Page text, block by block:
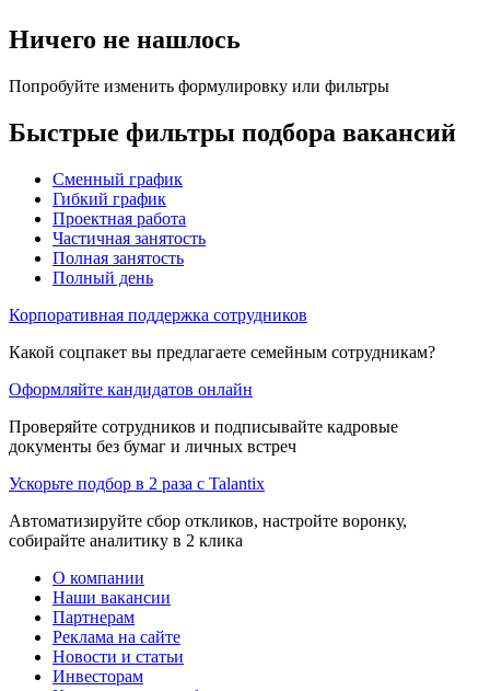
Ничего не нашлось
Попробуйте изменить формулировку или фильтры
Быстрые фильтры подбора вакансий
Сменный график
Гибкий график
Проектная работа
Частичная занятость
Полная занятость
Полный день
Корпоративная поддержка сотрудников
Какой соцпакет вы предлагаете семейным сотрудникам?
Оформляйте кандидатов онлайн
Проверяйте сотрудников и подписывайте кадровые
документы без бумаг и личных встреч
Ускорьте подбор в 2 раза с Talantix
Автоматизируйте сбор откликов, настройте воронку,
собирайте аналитику в 2 клика
О компании
Наши вакансии
Партнерам
Реклама на сайте
Новости и статьи
Инвесторам